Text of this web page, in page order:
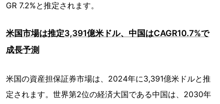
GR 7.2%と推定されます。
米国市場は推定3,391億米ドル、中国はCAGR10.7%で
成長予測
米国の資産担保証券市場は、2024年に3,391億米ドルと推
定されます。世界第2位の経済大国である中国は、2030年